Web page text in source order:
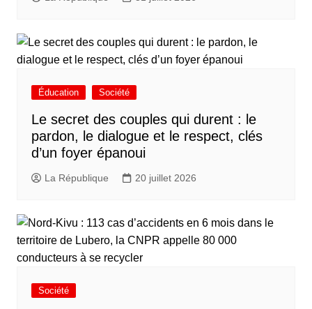
Éducation Société
Le secret des couples qui durent : le
pardon, le dialogue et le respect, clés
d’un foyer épanoui
La République 20 juillet 2026
Société